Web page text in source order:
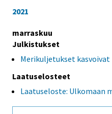
2021
marraskuu
Julkistukset
Merikuljetukset kasvoivat
Laatuselosteet
Laatuseloste: Ulkomaan